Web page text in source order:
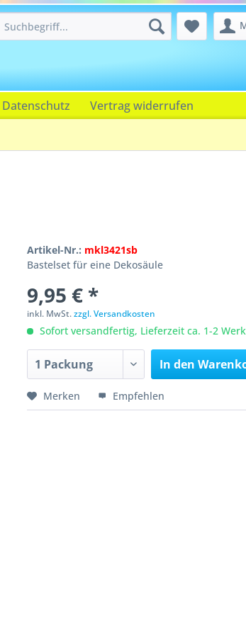
Datenschutz Vertrag widerrufen
Artikel-Nr.: mkl3421sb
Bastelset für eine Dekosäule
9,95 € *
inkl. MwSt.zzgl. Versandkosten
Sofort versandfertig, Lieferzeit ca. 1-2
In den
Merken Empfehlen